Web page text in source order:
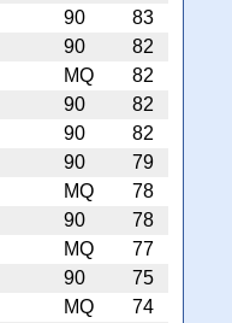
90
83
90
82
MQ
82
90
82
90
82
90
79
MQ
78
90
78
MQ
77
90
75
MQ
74